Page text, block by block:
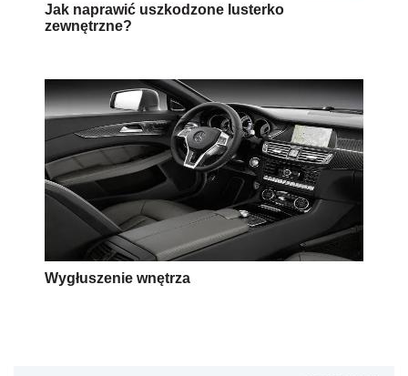
Jak naprawić uszkodzone lusterko
zewnętrzne?
Wygłuszenie wnętrza